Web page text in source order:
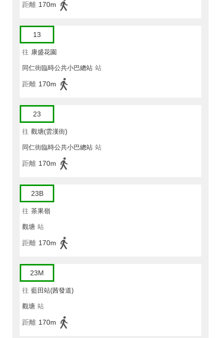
距離 170m
13
往 康盛花園
同仁街臨時公共小巴總站 站
距離 170m
23
往 觀塘(雲漢街)
同仁街臨時公共小巴總站 站
距離 170m
23B
往 茶果嶺
觀塘 站
距離 170m
23M
往 藍田站(茜發道)
觀塘 站
距離 170m